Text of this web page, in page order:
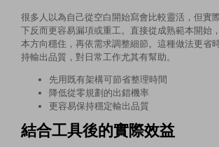
很多人以為自己從空白開始寫會比較靈活，但實
下反而更容易漏項或重工。直接從成熟範本開始
本方向穩住，再依需求調整細節。這種做法更省
持輸出品質，對日常工作尤其有幫助。
先用既有架構可節省整理時間
降低從零規劃的出錯機率
更容易保持穩定輸出品質
結合工具後的實際效益